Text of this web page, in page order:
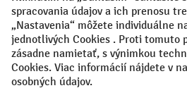
Facebook
YouTube
LinkedIn
Nastavenia ochrany osobných údajov